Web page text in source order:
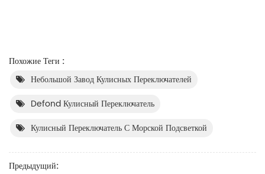
Похожие Теги :
Небольшой Завод Кулисных Переключателей
Defond Кулисный Переключатель
Кулисный Переключатель С Морской Подсветкой
Предыдущий: